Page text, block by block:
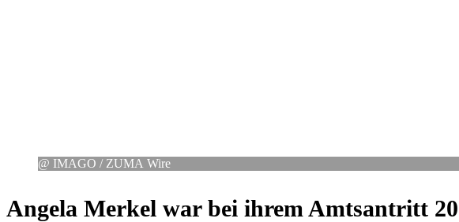
@ IMAGO /​ ZUMA Wire
Angela Merkel war bei ihrem Amts­an­tritt